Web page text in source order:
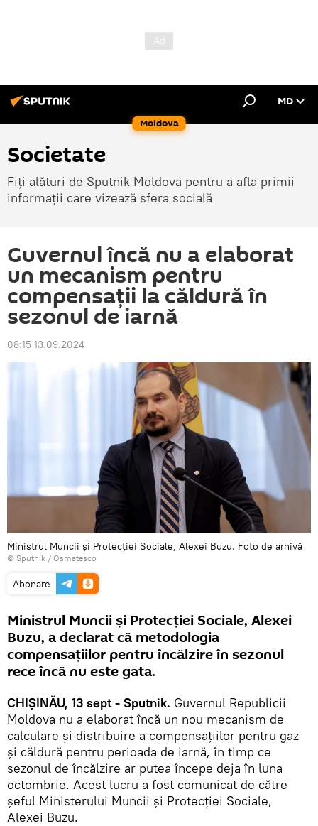
Moldova
MD
Societate
Fiți alături de Sputnik Moldova pentru a afla primii
informații care vizează sfera socială
Guvernul încă nu a elaborat
un mecanism pentru
compensații la căldură în
sezonul de iarnă
08:15 13.09.2024
Ministrul Muncii și Protecției Sociale, Alexei Buzu. Foto de arhivă
© Sputnik / Osmatesco
Abonare
Ministrul Muncii și Protecției Sociale, Alexei
Buzu, a declarat că metodologia
compensațiilor pentru încălzire în sezonul
rece încă nu este gata.
CHIȘINĂU, 13 sept - Sputnik. Guvernul Republicii
Moldova nu a elaborat încă un nou mecanism de
calculare și distribuire a compensațiilor pentru gaz
și căldură pentru perioada de iarnă, în timp ce
sezonul de încălzire ar putea începe deja în luna
octombrie. Acest lucru a fost comunicat de către
șeful Ministerului Muncii și Protecției Sociale,
Alexei Buzu.